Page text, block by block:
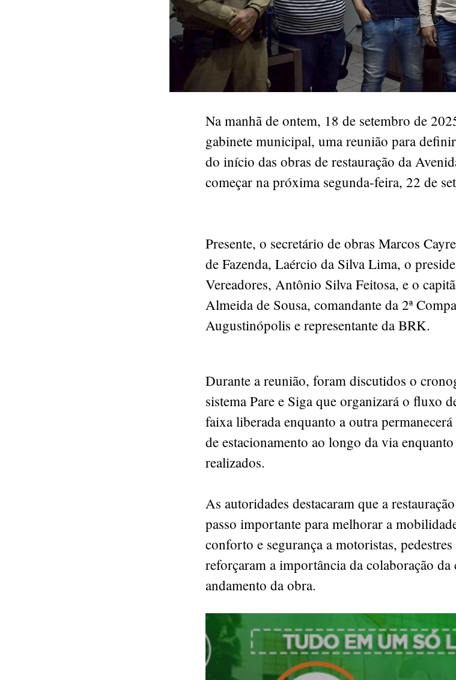
Na manhã de ontem, 18 de setembro de
gabinete municipal, uma reunião para
do início das obras de restauração da
começar na próxima segunda-feira, 22 de
Presente, o secretário de obras Marcos
de Fazenda, Laércio da Silva Lima, o
Vereadores, Antônio Silva Feitosa, e o
Almeida de Sousa, comandante da 2ª
Augustinópolis e representante da BRK.
Durante a reunião, foram discutidos o
sistema Pare e Siga que organizará o fluxo
faixa liberada enquanto a outra
de estacionamento ao longo da via
realizados.
As autoridades destacaram que a
passo importante para melhorar a
conforto e segurança a motoristas,
reforçaram a importância da colaboração
andamento da obra.